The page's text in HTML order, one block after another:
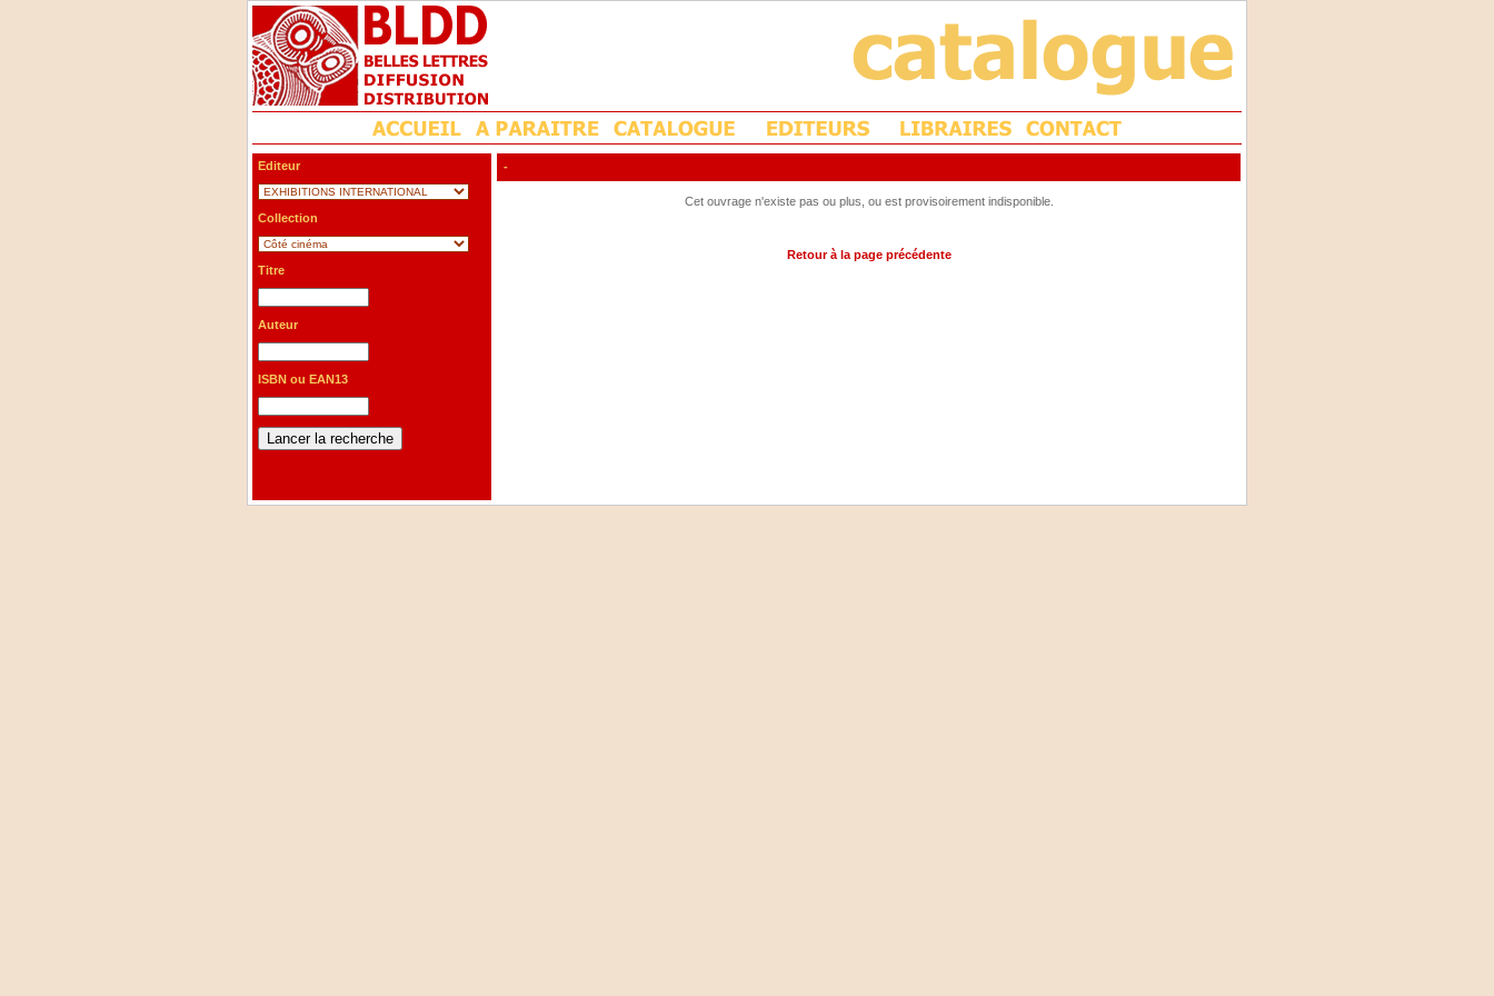
Editeur
Collection
Titre
Auteur
ISBN ou EAN13
-
Cet ouvrage n'existe pas ou plus, ou est provisoirement indisponible.
Retour à la page précédente